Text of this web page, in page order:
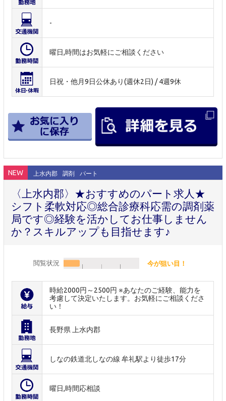
-
曜日,時間はお気軽にご相談ください
日祝・他月9日公休あり(週休2日) / 4週9休
NEW 上水内郡 調剤 パート
〈上水内郡〉★おすすめのパート求人★
シフト柔軟対応◎総合診療科応需の調剤薬
局です◎経験を活かしてお仕事しません
か？スキルアップも目指せます♪
閲覧状況 今が狙い目！
時給2000円～2500円 ※あなたのご経験、能力を
考慮して決定いたします。お気軽にご相談くださ
い！
長野県 上水内郡
しなの鉄道北しなの線 牟礼駅より徒歩17分
曜日,時間応相談